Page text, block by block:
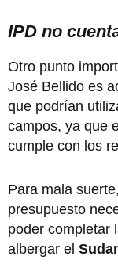
IPD no
Otro punto
José Bellido es
que podrían
campos, ya que
cumple con los
Para mala
presupuesto
poder completar
albergar el